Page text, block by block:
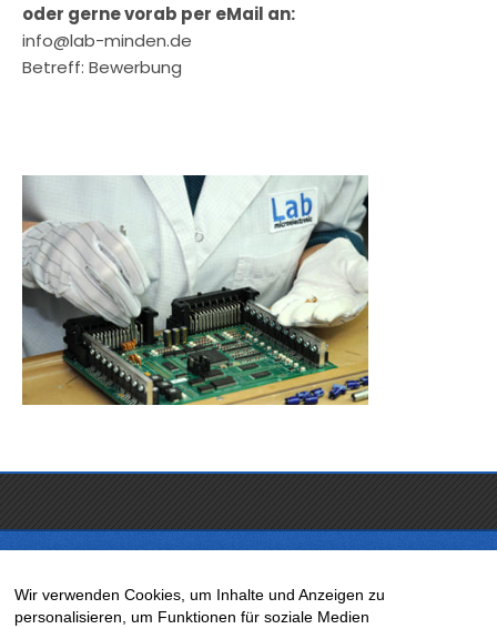
oder gerne vorab per eMail an:
info@lab-minden.de
Betreff: Bewerbung
LAB Microelectronic GmbH
Große Heide 17-21
Wir verwenden Cookies, um Inhalte und Anzeigen zu
personalisieren, um Funktionen für soziale Medien